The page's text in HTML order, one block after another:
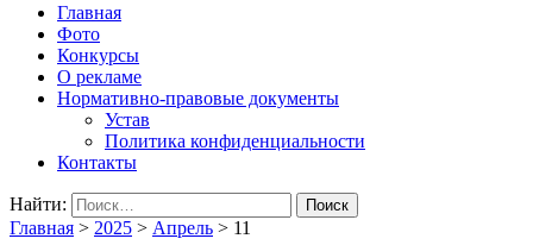
Главная
Фото
Конкурсы
О рекламе
Нормативно-правовые документы
Устав
Политика конфиденциальности
Контакты
Найти:
Главная > 2025 > Апрель > 11